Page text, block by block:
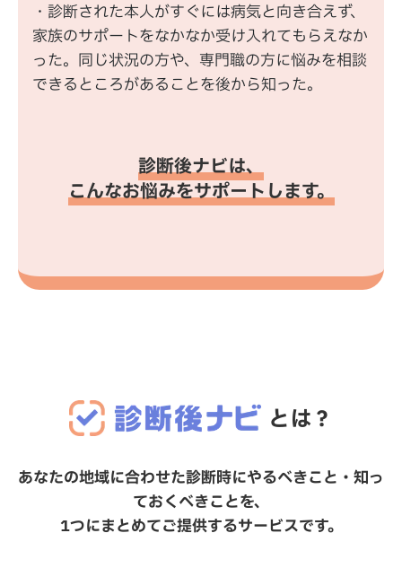
・診断された本人がすぐには病気と向き合えず、
家族のサポートをなかなか受け入れてもらえなか
った。同じ状況の方や、専門職の方に悩みを相談
できるところがあることを後から知った。
診断後ナビは、
こんなお悩みをサポートします。
とは？
あなたの地域に合わせた診断時にやるべきこと・知っ
ておくべきことを、
1つにまとめてご提供するサービスです。